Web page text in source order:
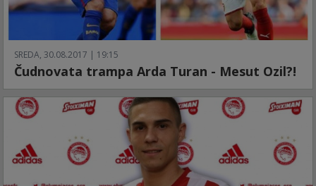
SREDA, 30.08.2017 | 19:15
Čudnovata trampa Arda Turan - Mesut Ozil?!